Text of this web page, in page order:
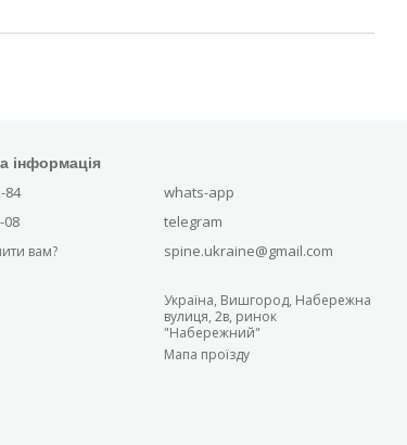
інформація
84
08
вам?
whats-app
telegram
spine.ukraine@gmail.com
Україна, Вишгород, Набережна
вулиця, 2в, ринок
"Набережний"
Мапа проїзду